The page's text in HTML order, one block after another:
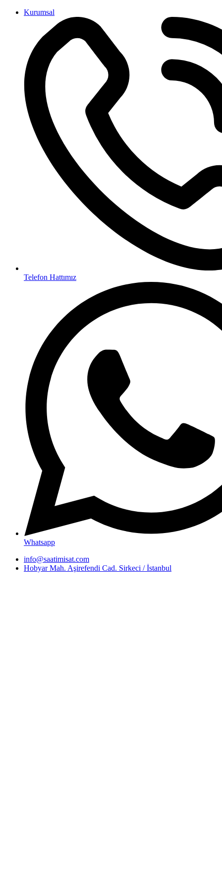
İçeriğeKurumsal
Telefon Hattımız
Whatsapp
info@saatimisat.com
Hobyar Mah. Aşirefendi Cad. Sirkeci / İstanbul